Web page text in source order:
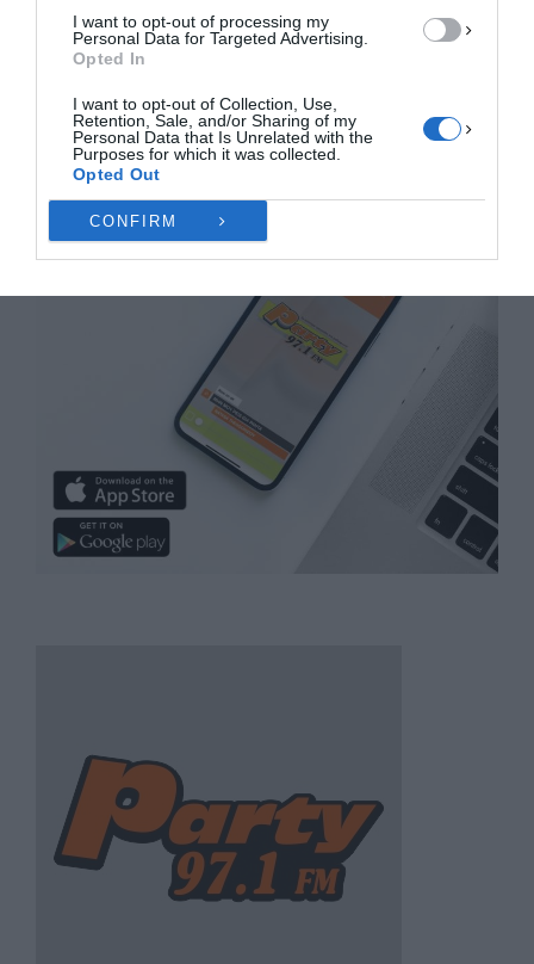
I want to opt-out of processing my
Personal Data for Targeted Advertising.
Opted In
I want to opt-out of Collection, Use,
Retention, Sale, and/or Sharing of my
Personal Data that Is Unrelated with the
Purposes for which it was collected.
Opted Out
CONFIRM